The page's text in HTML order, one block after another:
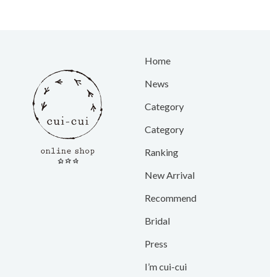
Home
News
Category
Category
Ranking
New Arrival
Recommend
Bridal
Press
I’m cui-cui